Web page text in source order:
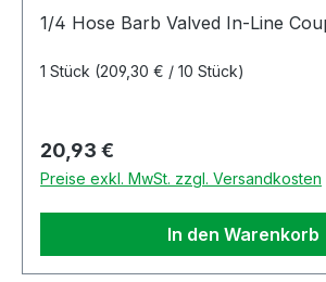
1/4 Hose Barb Valved In-Line
1 Stück (209,30 € / 10 Stück)
Regulärer Preis:
20,93 €
Preise exkl. MwSt. zzgl. Versandkosten
In den Warenkorb